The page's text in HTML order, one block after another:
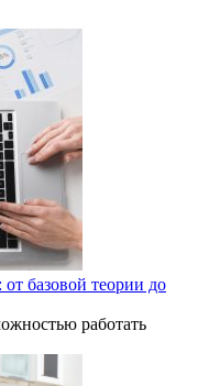
базовой теории до
работать